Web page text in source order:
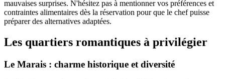
mauvaises surprises. N'hésitez pas à mentionner vos préférences et
contraintes alimentaires dès la réservation pour que le chef puisse
préparer des alternatives adaptées.
Les quartiers romantiques à privilégier
Le Marais : charme historique et diversité